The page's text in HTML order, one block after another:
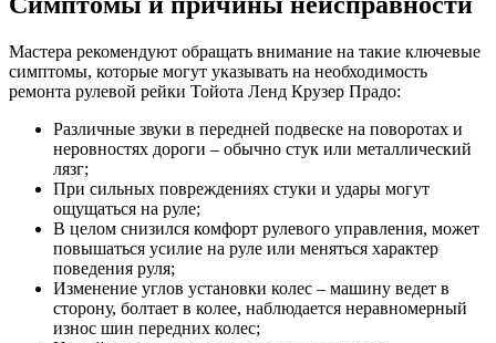
Мастера рекомендуют обращать внимание на такие ключевые
симптомы, которые могут указывать на необходимость
ремонта рулевой рейки Тойота Ленд Крузер Прадо:
Различные звуки в передней подвеске на поворотах и
неровностях дороги – обычно стук или металлический
лязг;
При сильных повреждениях стуки и удары могут
ощущаться на руле;
В целом снизился комфорт рулевого управления, может
повышаться усилие на руле или меняться характер
поведения руля;
Изменение углов установки колес – машину ведет в
сторону, болтает в колее, наблюдается неравномерный
износ шин передних колес;